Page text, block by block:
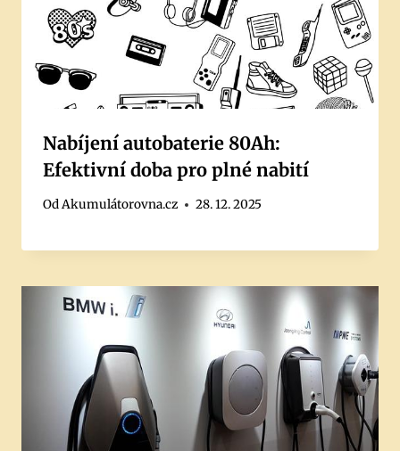
Nabíjení autobaterie 80Ah:
Efektivní doba pro plné nabití
OdAkumulátorovna.cz 28. 12. 2025